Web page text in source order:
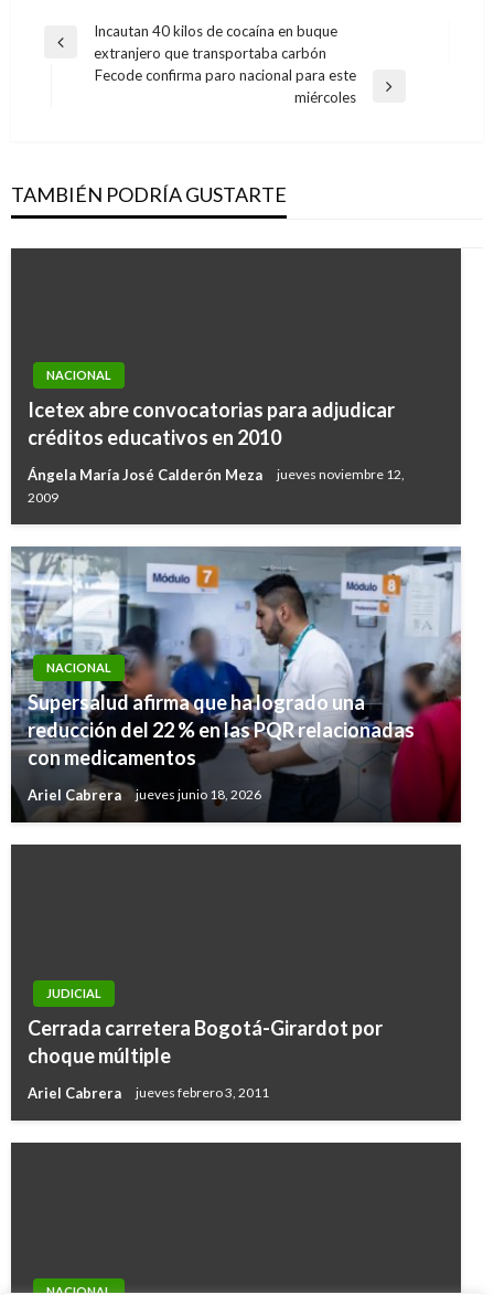
Navegación
Entrada
Incautan 40 kilos de cocaína en buque
extranjero que transportaba carbón
Fecode confirma paro nacional para este
miércoles
TAMBIÉN PODRÍA GUSTARTE
NACIONAL
Icetex abre convocatorias para adjudicar
créditos educativos en 2010
Ángela María José Calderón Meza
jueves noviembre 12,
2009
NACIONAL
Supersalud afirma que ha logrado una
reducción del 22 % en las PQR relacionadas
con medicamentos
Ariel Cabrera jueves junio 18, 2026
JUDICIAL
Cerrada carretera Bogotá-Girardot por
choque múltiple
Ariel Cabrera jueves febrero 3, 2011
NACIONAL